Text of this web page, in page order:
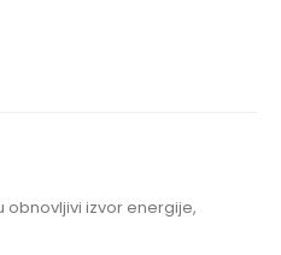
obnovljivi izvor energije,